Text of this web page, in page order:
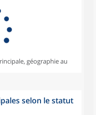
géographie au
selon le statut